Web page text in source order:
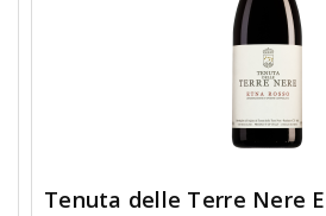
Tenuta delle Terre Nere